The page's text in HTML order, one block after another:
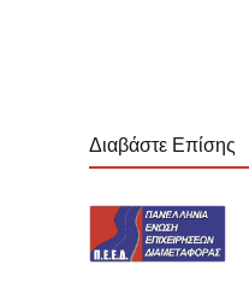
Διαβάστε Επίσης